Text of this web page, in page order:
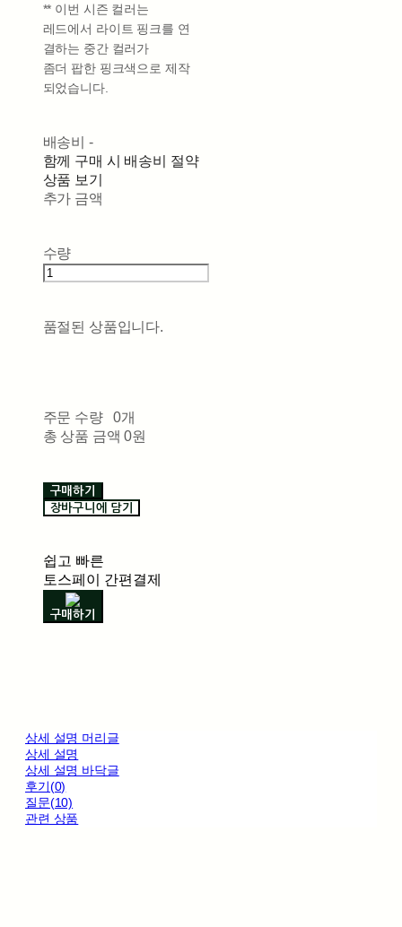
** 이번 시즌 컬러는
레드에서 라이트 핑크를 연
결하는 중간 컬러가
좀더 팝한 핑크색으로 제작
되었습니다.
배송비 -
함께 구매 시 배송비 절약
상품 보기
추가 금액
수량
품절된 상품입니다.
주문 수량
0개
총 상품 금액 0원
구매하기
장바구니에 담기
쉽고 빠른
토스페이 간편결제
구매하기
상세 설명 머리글
상세 설명
상세 설명 바닥글
후기(0)
질문(10)
관련 상품